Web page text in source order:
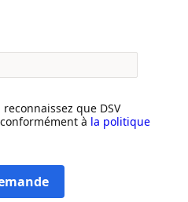
que DSV
à la politique